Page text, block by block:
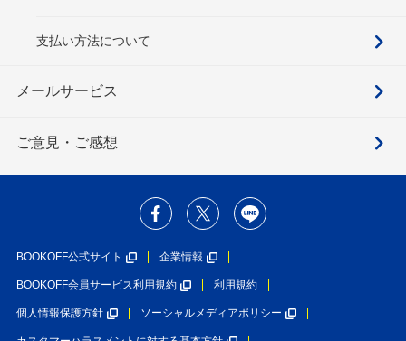
支払い方法について
メールサービス
ご意見・ご感想
BOOKOFF公式サイト 企業情報
BOOKOFF会員サービス利用規約 利用規約
個人情報保護方針 ソーシャルメディアポリシー